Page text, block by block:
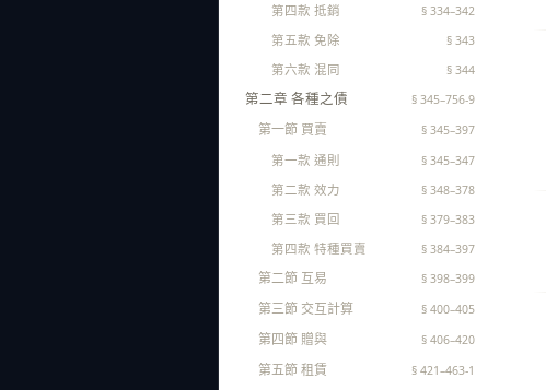
第四款 抵銷 § 334–342
第五款 免除 § 343
第六款 混同 § 344
第二章 各種之債 § 345–756-9
第一節 買賣 § 345–397
第一款 通則 § 345–347
第二款 效力 § 348–378
第三款 買回 § 379–383
第四款 特種買賣 § 384–397
第二節 互易 § 398–399
第三節 交互計算 § 400–405
第四節 贈與 § 406–420
第五節 租賃 § 421–463-1